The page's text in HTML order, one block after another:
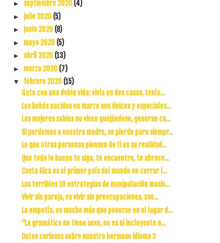
► septiembre 2020 (4)
► julio 2020 (5)
► junio 2020 (8)
► mayo 2020 (5)
► abril 2020 (13)
► marzo 2020 (7)
▼ febrero 2020 (15)
Gato con una doble vida: vivía en dos casas, tenía...
Los bebés nacidos en marzo son únicos y especiales...
Las mujeres sabias no viven quejándose, generan ca...
Si perdemos a nuestra madre, se pierde para siempr...
Lo que otras personas piensen de ti es su realidad...
Que todo lo bueno te siga, te encuentre, te abrace...
Costa Rica es el primer país del mundo en cerrar l...
Las terribles 10 estrategias de manipulación masiv...
Vivir sin pareja, es vivir sin preocupaciones, ase...
La empatía, es mucho más que ponerse en el lugar d...
“La gramática no tiene sexo, no es ni incluyente n...
Datos curiosos sobre nuestro hermoso idioma 2